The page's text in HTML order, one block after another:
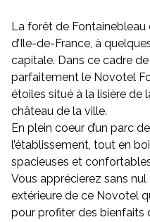
La forêt de
d’Ile-de-France, à
capitale. Dans ce cadre de
parfaitement le Novotel
étoiles situé à la lisière de
château de la ville.
En plein coeur d’un parc
l’établissement, tout en
spacieuses et
Vous apprécierez sans
extérieure de ce Novotel
pour profiter des bienfaits